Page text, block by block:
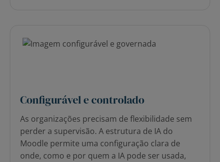
Configurável e controlado
As organizações precisam de flexibilidade sem
perder a supervisão. A estrutura de IA do
Moodle permite uma configuração clara de
onde, como e por quem a IA pode ser usada,